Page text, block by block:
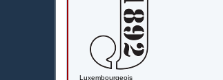
Luxembourgeois